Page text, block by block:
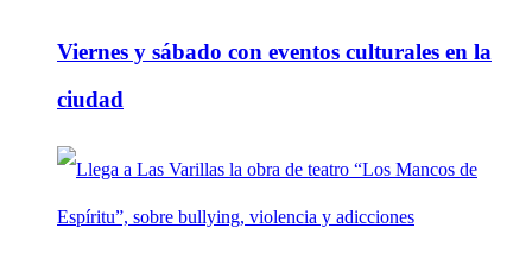
Viernes y sábado con eventos culturales en la
ciudad